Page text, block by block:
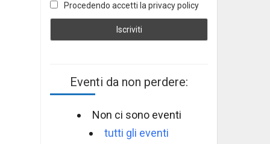
Procedendo accetti la privacy policy
Eventi da non perdere:
Non ci sono eventi
tutti gli eventi